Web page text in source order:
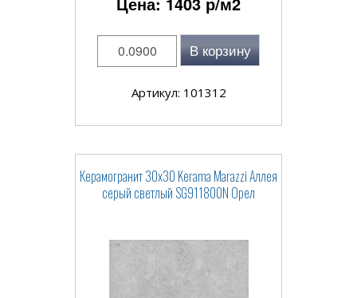
В корзину
Артикул: 101312
Керамогранит 30x30 Kerama Marazzi Аллея
серый светлый SG911800N Орел